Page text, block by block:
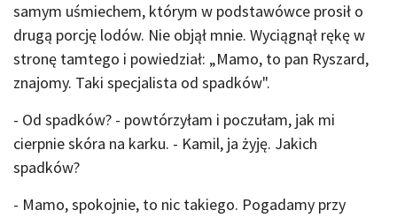
samym uśmiechem, którym w podstawówce prosił o
drugą porcję lodów. Nie objął mnie. Wyciągnął rękę w
stronę tamtego i powiedział: „Mamo, to pan Ryszard,
znajomy. Taki specjalista od spadków".
- Od spadków? - powtórzyłam i poczułam, jak mi
cierpnie skóra na karku. - Kamil, ja żyję. Jakich
spadków?
- Mamo, spokojnie, to nic takiego. Pogadamy przy